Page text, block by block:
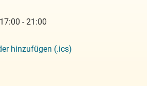
- 21:00
hinzufügen (.ics)